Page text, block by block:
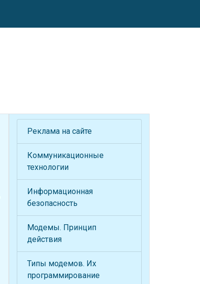
Реклама на сайте
Коммуникационные
технологии
Информационная
безопасность
Модемы. Принцип
действия
Типы модемов. Их
программирование